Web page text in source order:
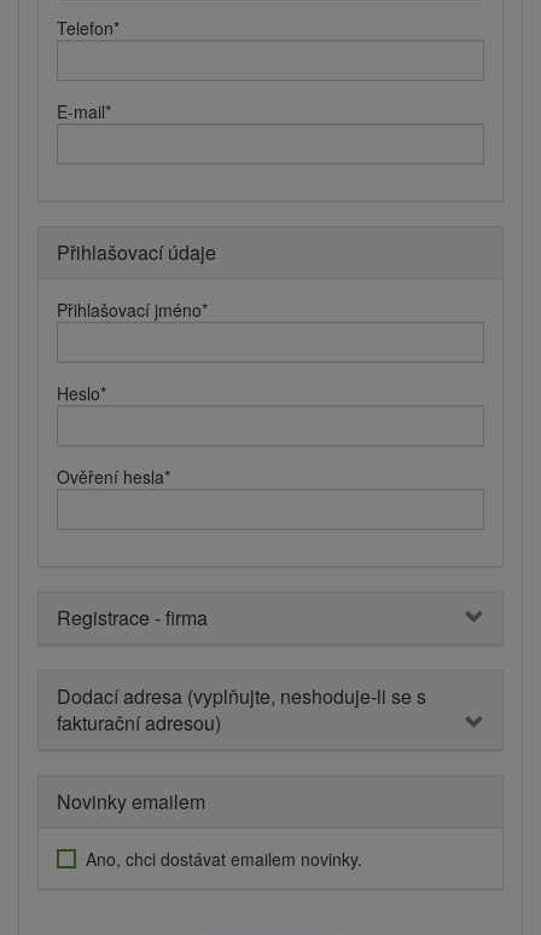
Telefon*
E-mail*
Přihlašovací údaje
Přihlašovací jméno*
Heslo*
Ověření hesla*
Registrace - firma
Dodací adresa (vyplňujte, neshoduje-li se s
fakturační adresou)
Novinky emailem
Ano, chci dostávat emailem novinky.